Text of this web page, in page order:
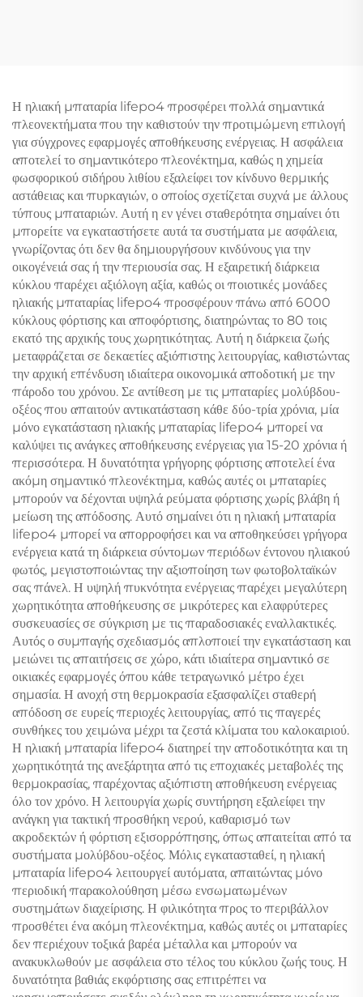
Αυτοκινούμενα,
Αποθήκευση Ενέργειας Στο
Σπίτι
Η ηλιακή μπαταρία lifepo4 προσφέρει πολλά σημαντικά
πλεονεκτήματα που την καθιστούν την προτιμώμενη επιλογή
για σύγχρονες εφαρμογές αποθήκευσης ενέργειας. Η ασφάλεια
αποτελεί το σημαντικότερο πλεονέκτημα, καθώς η χημεία
φωσφορικού σιδήρου λιθίου εξαλείφει τον κίνδυνο θερμικής
αστάθειας και πυρκαγιών, ο οποίος σχετίζεται συχνά με άλλους
τύπους μπαταριών. Αυτή η εν γένει σταθερότητα σημαίνει ότι
μπορείτε να εγκαταστήσετε αυτά τα συστήματα με ασφάλεια,
γνωρίζοντας ότι δεν θα δημιουργήσουν κινδύνους για την
οικογένειά σας ή την περιουσία σας. Η εξαιρετική διάρκεια
κύκλου παρέχει αξιόλογη αξία, καθώς οι ποιοτικές μονάδες
ηλιακής μπαταρίας lifepo4 προσφέρουν πάνω από 6000
κύκλους φόρτισης και αποφόρτισης, διατηρώντας το 80 τοις
εκατό της αρχικής τους χωρητικότητας. Αυτή η διάρκεια ζωής
μεταφράζεται σε δεκαετίες αξιόπιστης λειτουργίας, καθιστώντας
την αρχική επένδυση ιδιαίτερα οικονομικά αποδοτική με την
πάροδο του χρόνου. Σε αντίθεση με τις μπαταρίες μολύβδου-
οξέος που απαιτούν αντικατάσταση κάθε δύο-τρία χρόνια, μία
μόνο εγκατάσταση ηλιακής μπαταρίας lifepo4 μπορεί να
καλύψει τις ανάγκες αποθήκευσης ενέργειας για 15-20 χρόνια ή
περισσότερα. Η δυνατότητα γρήγορης φόρτισης αποτελεί ένα
ακόμη σημαντικό πλεονέκτημα, καθώς αυτές οι μπαταρίες
μπορούν να δέχονται υψηλά ρεύματα φόρτισης χωρίς βλάβη ή
μείωση της απόδοσης. Αυτό σημαίνει ότι η ηλιακή μπαταρία
lifepo4 μπορεί να απορροφήσει και να αποθηκεύσει γρήγορα
ενέργεια κατά τη διάρκεια σύντομων περιόδων έντονου ηλιακού
φωτός, μεγιστοποιώντας την αξιοποίηση των φωτοβολταϊκών
σας πάνελ. Η υψηλή πυκνότητα ενέργειας παρέχει μεγαλύτερη
χωρητικότητα αποθήκευσης σε μικρότερες και ελαφρύτερες
συσκευασίες σε σύγκριση με τις παραδοσιακές εναλλακτικές.
Αυτός ο συμπαγής σχεδιασμός απλοποιεί την εγκατάσταση και
μειώνει τις απαιτήσεις σε χώρο, κάτι ιδιαίτερα σημαντικό σε
οικιακές εφαρμογές όπου κάθε τετραγωνικό μέτρο έχει
σημασία. Η ανοχή στη θερμοκρασία εξασφαλίζει σταθερή
απόδοση σε ευρείς περιοχές λειτουργίας, από τις παγερές
συνθήκες του χειμώνα μέχρι τα ζεστά κλίματα του καλοκαιριού.
Η ηλιακή μπαταρία lifepo4 διατηρεί την αποδοτικότητα και τη
χωρητικότητά της ανεξάρτητα από τις εποχιακές μεταβολές της
θερμοκρασίας, παρέχοντας αξιόπιστη αποθήκευση ενέργειας
όλο τον χρόνο. Η λειτουργία χωρίς συντήρηση εξαλείφει την
ανάγκη για τακτική προσθήκη νερού, καθαρισμό των
ακροδεκτών ή φόρτιση εξισορρόπησης, όπως απαιτείται από τα
συστήματα μολύβδου-οξέος. Μόλις εγκατασταθεί, η ηλιακή
μπαταρία lifepo4 λειτουργεί αυτόματα, απαιτώντας μόνο
περιοδική παρακολούθηση μέσω ενσωματωμένων
συστημάτων διαχείρισης. Η φιλικότητα προς το περιβάλλον
προσθέτει ένα ακόμη πλεονέκτημα, καθώς αυτές οι μπαταρίες
δεν περιέχουν τοξικά βαρέα μέταλλα και μπορούν να
ανακυκλωθούν με ασφάλεια στο τέλος του κύκλου ζωής τους. Η
δυνατότητα βαθιάς εκφόρτισης σας επιτρέπει να